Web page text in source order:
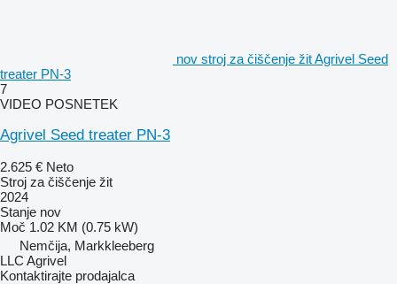
nov stroj za čiščenje žit Agrivel Seed
treater PN-3
7
VIDEO POSNETEK
Agrivel Seed treater PN-3
2.625 € Neto
Stroj za čiščenje žit
2024
Stanje nov
Moč 1.02 KM (0.75 kW)
Nemčija, Markkleeberg
LLC Agrivel
Kontaktirajte prodajalca